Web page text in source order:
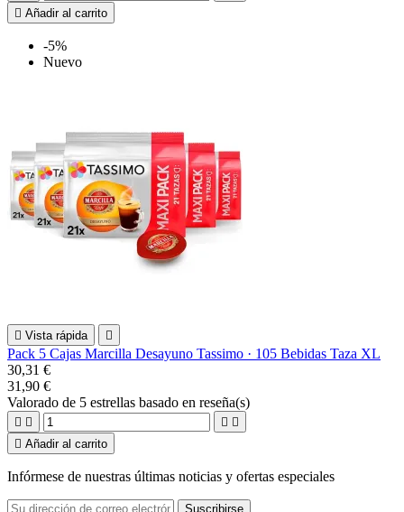
 Añadir al carrito
-5%
Nuevo
 Vista rápida 
Pack 5 Cajas Marcilla Desayuno Tassimo · 105 Bebidas Taza XL
30,31 €
31,90 €
Valorado de 5 estrellas basado en reseña(s)
   
 Añadir al carrito
Infórmese de nuestras últimas noticias y ofertas especiales